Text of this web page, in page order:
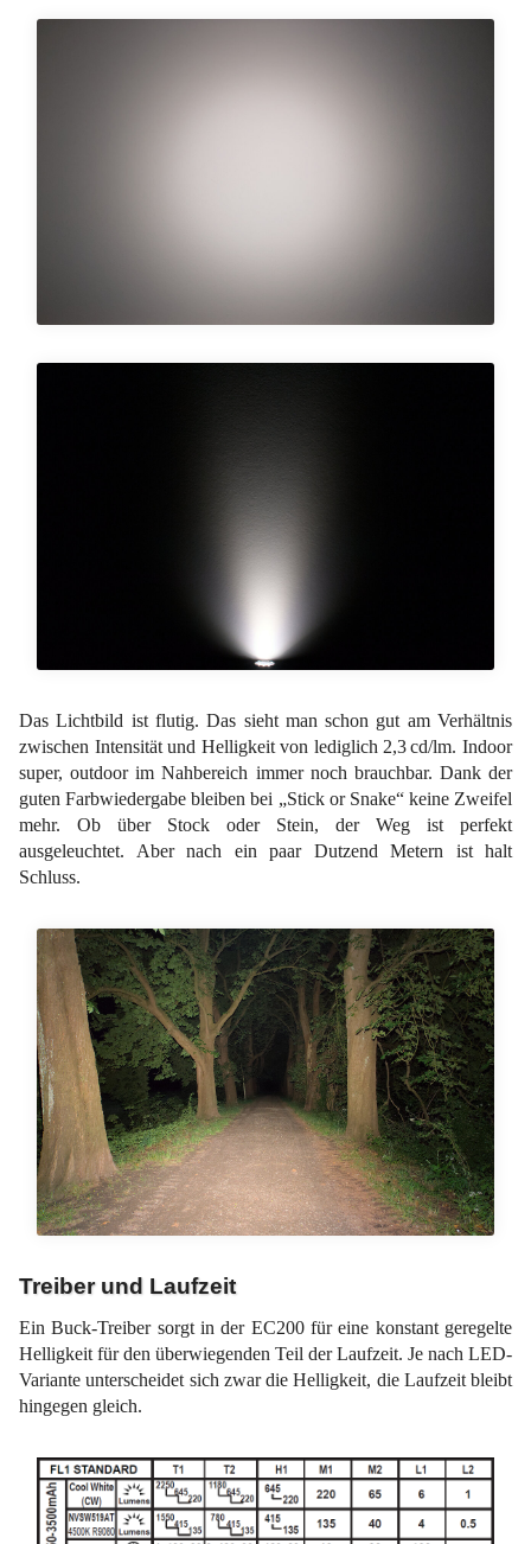
Das Lichtbild ist flutig. Das sieht man schon gut am Verhältnis
zwischen Intensität und Helligkeit von lediglich 2,3 cd/lm. Indoor
super, outdoor im Nahbereich immer noch brauchbar. Dank der
guten Farbwiedergabe bleiben bei „Stick or Snake“ keine Zweifel
mehr. Ob über Stock oder Stein, der Weg ist perfekt
ausgeleuchtet. Aber nach ein paar Dutzend Metern ist halt
Schluss.
Treiber und Laufzeit
Ein Buck-Treiber sorgt in der EC200 für eine konstant geregelte
Helligkeit für den überwiegenden Teil der Laufzeit. Je nach LED-
Variante unterscheidet sich zwar die Helligkeit, die Laufzeit bleibt
hingegen gleich.